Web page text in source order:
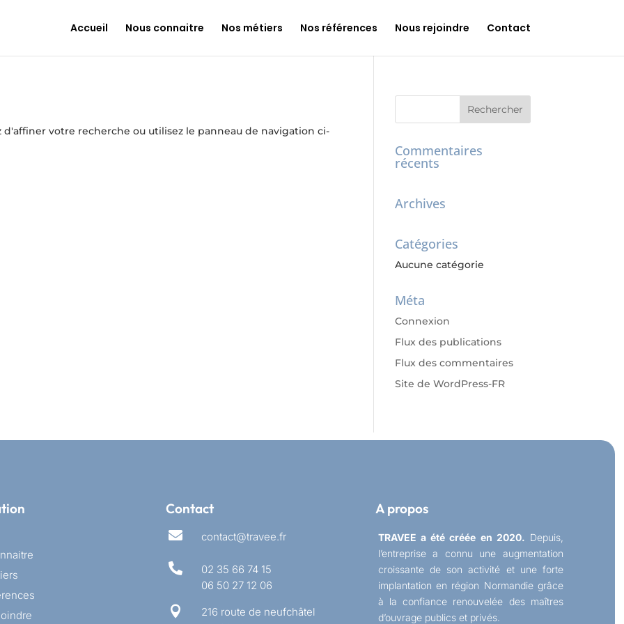
Accueil Nous connaitre Nos métiers Nos références Nous rejoindre Contact
d'affiner votre recherche ou utilisez le panneau de navigation ci-
Commentaires
récents
Archives
Catégories
Aucune catégorie
Méta
Connexion
Flux des publications
Flux des commentaires
Site de WordPress-FR
Contact
 contact@travee.fr

02 35 66 74 15
06 50 27 12 06

216 route de neufchâtel
A propos
TRAVEE a été créée en 2020. Depuis,
l’entreprise a connu une augmentation
croissante de son activité et une forte
implantation en région Normandie grâce
à la confiance renouvelée des maîtres
d’ouvrage publics et privés.